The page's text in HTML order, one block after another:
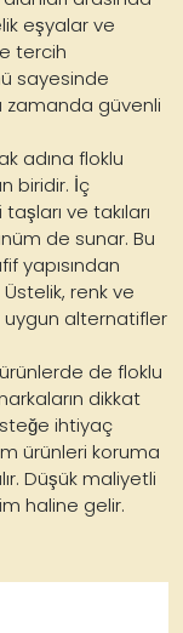
eşyalar ve
tercih
sayesinde
zamanda güvenli
adına floklu
biridir. İç
ve takıları
de sunar. Bu
yapısından
renk ve
uygun alternatifler
de floklu
dikkat
ihtiyaç
ürünleri koruma
Düşük maliyetli
haline gelir.